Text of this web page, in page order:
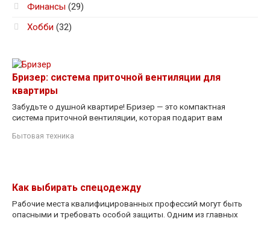
Финансы (29)
Хобби (32)
Бризер: система приточной вентиляции для
квартиры
Забудьте о душной квартире! Бризер — это компактная
система приточной вентиляции, которая подарит вам
Бытовая техника
Как выбирать спецодежду
Рабочие места квалифицированных профессий могут быть
опасными и требовать особой защиты. Одним из главных